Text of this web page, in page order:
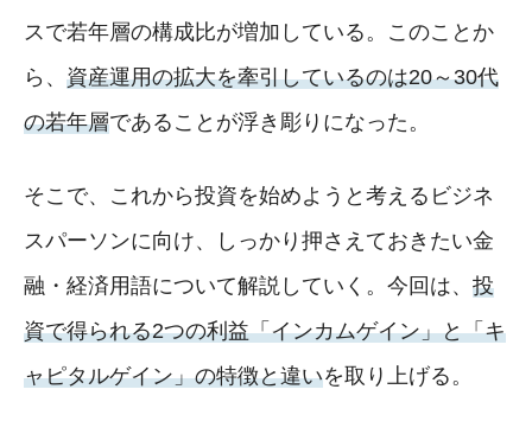
スで若年層の構成比が増加している。このことか
ら、 資産運用の拡大を牽引しているのは20～30代
の若年層であることが浮き彫りになった。
そこで、これから投資を始めようと考えるビジネ
スパーソンに向け、しっかり押さえておきたい金
融・経済用語について解説していく。今回は、 投
資で得られる2つの利益「インカムゲイン」と「キ
ャピタルゲイン」の特徴と違いを取り上げる。